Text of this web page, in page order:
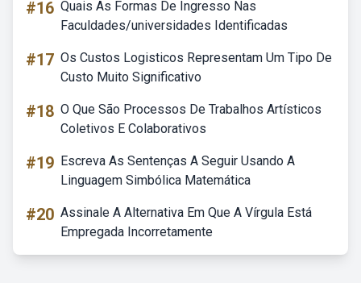
#16 Quais As Formas De Ingresso Nas
Faculdades/universidades Identificadas
#17 Os Custos Logisticos Representam Um Tipo De
Custo Muito Significativo
#18 O Que São Processos De Trabalhos Artísticos
Coletivos E Colaborativos
#19 Escreva As Sentenças A Seguir Usando A
Linguagem Simbólica Matemática
#20 Assinale A Alternativa Em Que A Vírgula Está
Empregada Incorretamente